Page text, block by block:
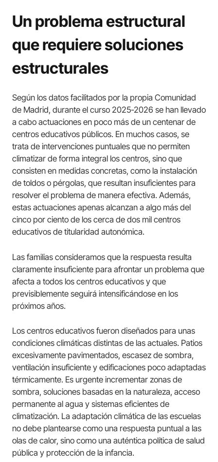
Un problema estructural
que requiere soluciones
estructurales
Según los datos facilitados por la propia Comunidad
de Madrid, durante el curso 2025-2026 se han llevado
a cabo actuaciones en poco más de un centenar de
centros educativos públicos. En muchos casos, se
trata de intervenciones puntuales que no permiten
climatizar de forma integral los centros, sino que
consisten en medidas concretas, como la instalación
de toldos o pérgolas, que resultan insuficientes para
resolver el problema de manera efectiva. Además,
estas actuaciones apenas alcanzan a algo más del
cinco por ciento de los cerca de dos mil centros
educativos de titularidad autonómica.
Las familias consideramos que la respuesta resulta
claramente insuficiente para afrontar un problema que
afecta a todos los centros educativos y que
previsiblemente seguirá intensificándose en los
próximos años.
Los centros educativos fueron diseñados para unas
condiciones climáticas distintas de las actuales. Patios
excesivamente pavimentados, escasez de sombra,
ventilación insuficiente y edificaciones poco adaptadas
térmicamente. Es urgente incrementar zonas de
sombra, soluciones basadas en la naturaleza, acceso
permanente al agua y sistemas eficientes de
climatización. La adaptación climática de las escuelas
no debe plantearse como una respuesta puntual a las
olas de calor, sino como una auténtica política de salud
pública y protección de la infancia.